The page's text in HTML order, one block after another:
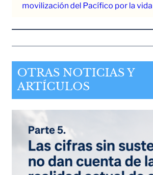
movilización del Pacífico por la vida
OTRAS NOTICIAS Y
ARTÍCULOS